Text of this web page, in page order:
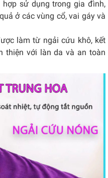
sử dụng trong gia đình,
ở các vùng cổ, vai gáy và
làm từ ngải cứu khô, kết
thiện với làn da và an toàn